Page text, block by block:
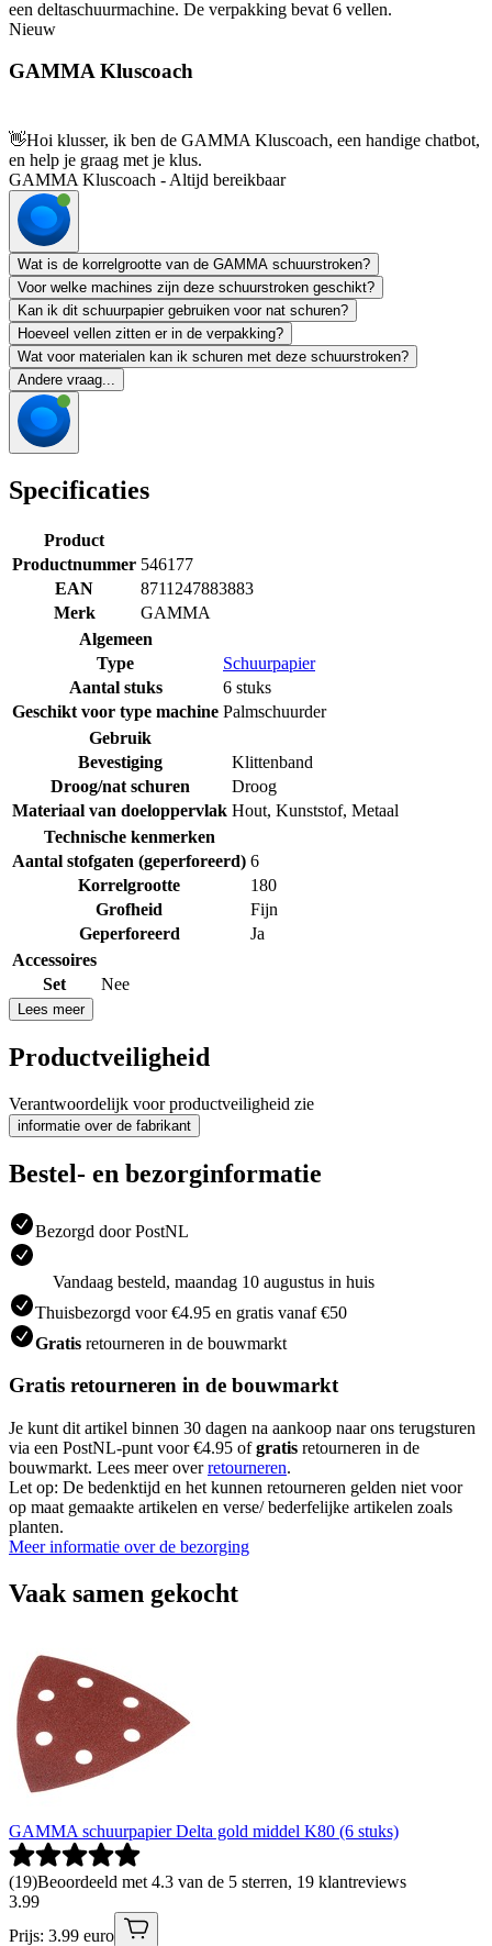
een deltaschuurmachine. De verpakking bevat 6 vellen.
Nieuw
GAMMA Kluscoach
👋Hoi klusser, ik ben de GAMMA Kluscoach, een handige chatbot,
en help je graag met je klus.
GAMMA Kluscoach - Altijd bereikbaar
Wat is de korrelgrootte van de GAMMA schuurstroken?
Voor welke machines zijn deze schuurstroken geschikt?
Kan ik dit schuurpapier gebruiken voor nat schuren?
Hoeveel vellen zitten er in de verpakking?
Wat voor materialen kan ik schuren met deze schuurstroken?
Andere vraag...
Specificaties
Product
Productnummer 546177
EAN
8711247883883
Merk
GAMMA
Algemeen
Type
Schuurpapier
Aantal stuks
6 stuks
Geschikt voor type machine Palmschuurder
Gebruik
Bevestiging
Klittenband
Droog/nat schuren
Droog
Materiaal van doeloppervlak Hout, Kunststof, Metaal
Technische kenmerken
Aantal stofgaten (geperforeerd) 6
Korrelgrootte
180
Grofheid
Fijn
Geperforeerd
Ja
Accessoires
Set
Nee
Lees meer
Productveiligheid
Verantwoordelijk voor productveiligheid zie
informatie over de fabrikant
Bestel- en bezorginformatie
Bezorgd door PostNL
Vandaag besteld, maandag 10 augustus in huis
Thuisbezorgd voor €4.95 en gratis vanaf €50
Gratis retourneren in de bouwmarkt
Gratis retourneren in de bouwmarkt
Je kunt dit artikel binnen 30 dagen na aankoop naar ons terugsturen
via een PostNL-punt voor €4.95 ofgratis retourneren in de
bouwmarkt. Lees meer overretourneren.
Let op: De bedenktijd en het kunnen retourneren gelden niet voor
op maat gemaakte artikelen en verse/ bederfelijke artikelen zoals
planten.
Meer informatie over de bezorging
Vaak samen gekocht
GAMMA schuurpapier Delta gold middel K80 (6 stuks)
(19)Beoordeeld met 4.3 van de 5 sterren, 19 klantreviews
3.99
Prijs: 3.99 euro